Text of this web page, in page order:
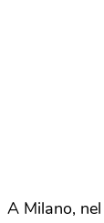
A Milano,